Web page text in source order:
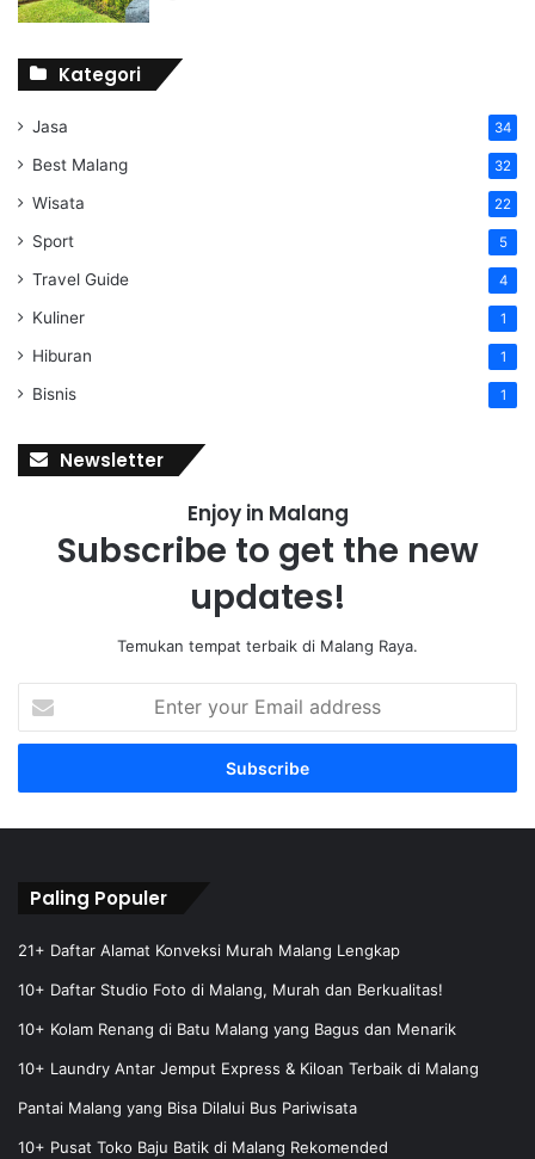
Kategori
Jasa 34
Best Malang 32
Wisata 22
Sport 5
Travel Guide 4
Kuliner 1
Hiburan 1
Bisnis 1
Newsletter
Enjoy in Malang
Subscribe to get the new
updates!
Temukan tempat terbaik di Malang Raya.
t
r
m
l
d
e
Paling Populer
21+ Daftar Alamat Konveksi Murah Malang Lengkap
10+ Daftar Studio Foto di Malang, Murah dan Berkualitas!
10+ Kolam Renang di Batu Malang yang Bagus dan Menarik
10+ Laundry Antar Jemput Express & Kiloan Terbaik di Malang
Pantai Malang yang Bisa Dilalui Bus Pariwisata
10+ Pusat Toko Baju Batik di Malang Rekomended